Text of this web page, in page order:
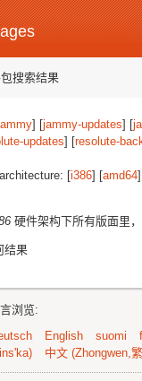
搜索结果
] [jammy-updates] [
updates] [resolute-
[i386] [amd64
硬件架构下所有版面里
结果
浏览:
English suomi
中文 (Zhongwen,